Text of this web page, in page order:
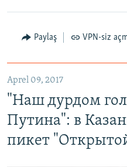
Paylaş VPN-siz
Aprel 09, 2017
"Наш дурдом
Путина": в
пикет